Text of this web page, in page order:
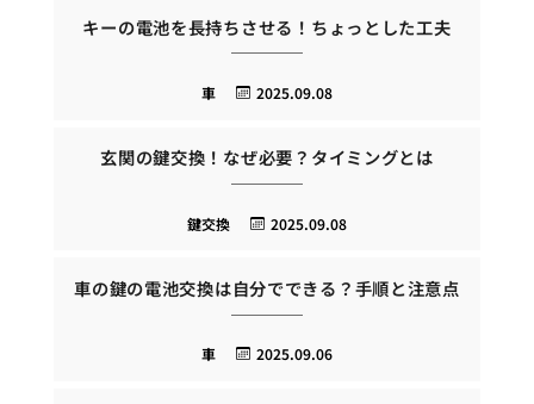
キーの電池を長持ちさせる！ちょっとした工夫
2025.09.08
車
玄関の鍵交換！なぜ必要？タイミングとは
2025.09.08
鍵交換
車の鍵の電池交換は自分でできる？手順と注意点
2025.09.06
車